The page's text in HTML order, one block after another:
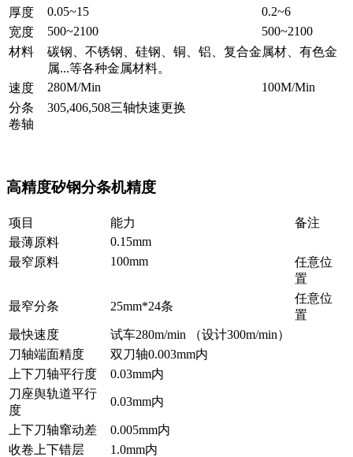
厚度
0.05~15
0.2~6
宽度
500~2100
500~2100
材料
碳钢、不锈钢、硅钢、铜、铝、复合金属材、有色金
属...等各种金属材料。
速度
280M/Min
100M/Min
分条
卷轴
305,406,508三轴快速更换
高精度矽钢分条机精度
项目 能力
备注
最薄原料
0.15mm
最窄原料
100mm
任意位
置
最窄分条 25mm*24条
任意位
置
最快速度
试车280m/min （设计300m/min）
刀轴端面精度
双刀轴0.003mm内
上下刀轴平行度
0.03mm内
刀座舆轨道平行
度
0.03mm内
上下刀轴窜动差
0.005mm内
收卷上下错层
1.0mm内